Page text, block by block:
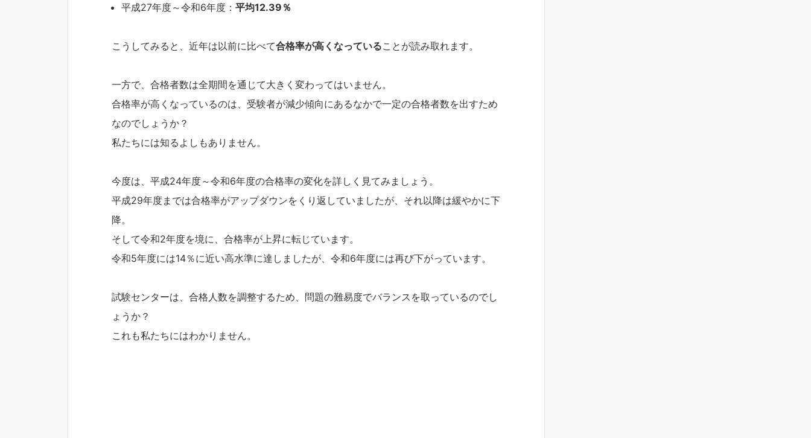
平成27年度～令和6年度： 平均12.39％
こうしてみると、近年は以前に比べて合格率が高くなっていることが読み取れます。
一方で、合格者数は全期間を通じて大きく変わってはいません。
合格率が高くなっているのは、受験者が減少傾向にあるなかで一定の合格者数を出すため
なのでしょうか？
私たちには知るよしもありません。
今度は、平成24年度～令和6年度の合格率の変化を詳しく見てみましょう。
平成29年度までは合格率がアップダウンをくり返していましたが、それ以降は緩やかに下
降。
そして令和2年度を境に、合格率が上昇に転じています。
令和5年度には14％に近い高水準に達しましたが、令和6年度には再び下がっています。
試験センターは、合格人数を調整するため、問題の難易度でバランスを取っているのでし
ょうか？
これも私たちにはわかりません。